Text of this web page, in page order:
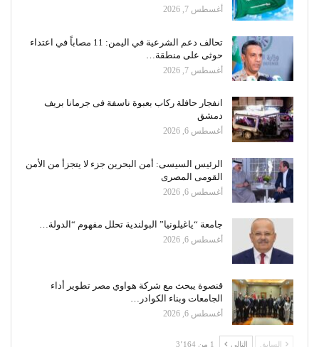
أغسطس 7, 2026
تحالف دعم الشرعية في اليمن: 11 مصاباً في اعتداء
حوثى على منطقة…
أغسطس 7, 2026
انفجار حافلة ركاب بعبوة ناسفة فى جرمانا بريف
دمشق
أغسطس 6, 2026
الرئيس السيسى: أمن البحرين جزء لا يتجزأ من الأمن
القومى المصرى
أغسطس 6, 2026
جامعة “ياغيلونيا” البولندية تحلل مفهوم “الدولة…
أغسطس 6, 2026
قنصوة يبحث مع شركة هواوي مصر تطوير أداء
الجامعات وبناء الكوادر…
أغسطس 6, 2026
السابق التالي 1 من 3٬164